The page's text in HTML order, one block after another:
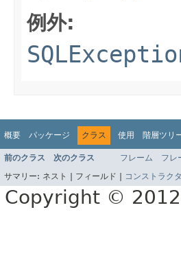
例外:
概要 パッケージ クラス 使用 階層ツリ
前のクラス 次のクラス フレーム フレ
サマリー: ネスト | フィールド | コンストラクタ
Copyright © 2012